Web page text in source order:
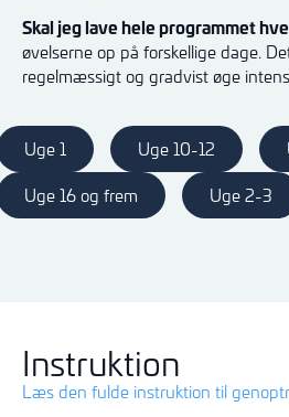
Skal jeg lave hele programmet
øvelserne op på forskellige dage.
regelmæssigt og gradvist øge
Uge 1 Uge 10-12
Uge 16 og frem Uge 2-3
Instruktion
Læs den fulde instruktion til